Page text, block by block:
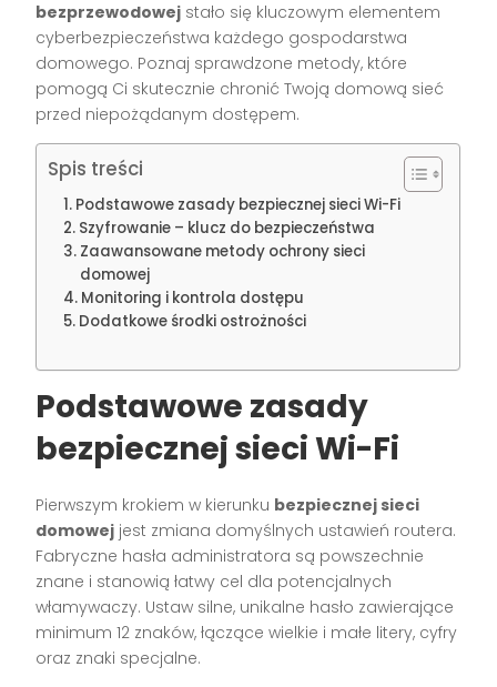
bezprzewodowej stało się kluczowym elementem
cyberbezpieczeństwa każdego gospodarstwa
domowego. Poznaj sprawdzone metody, które
pomogą Ci skutecznie chronić Twoją domową sieć
przed niepożądanym dostępem.
Spis treści
Podstawowe zasady bezpiecznej sieci Wi-Fi
Szyfrowanie – klucz do bezpieczeństwa
Zaawansowane metody ochrony sieci
domowej
Monitoring i kontrola dostępu
Dodatkowe środki ostrożności
Podstawowe zasady
bezpiecznej sieci Wi-Fi
Pierwszym krokiem w kierunku bezpiecznej sieci
domowej jest zmiana domyślnych ustawień routera.
Fabryczne hasła administratora są powszechnie
znane i stanowią łatwy cel dla potencjalnych
włamywaczy. Ustaw silne, unikalne hasło zawierające
minimum 12 znaków, łączące wielkie i małe litery, cyfry
oraz znaki specjalne.